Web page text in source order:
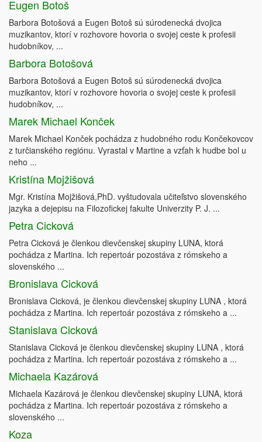
Eugen Botoš
Barbora Botošová a Eugen Botoš sú súrodenecká dvojica
muzikantov, ktorí v rozhovore hovoria o svojej ceste k profesii
hudobníkov, ...
Barbora Botošová
Barbora Botošová a Eugen Botoš sú súrodenecká dvojica
muzikantov, ktorí v rozhovore hovoria o svojej ceste k profesii
hudobníkov, ...
Marek Michael Konček
Marek Michael Konček pochádza z hudobného rodu Končekovcov
z turčianského regiónu. Vyrastal v Martine a vzťah k hudbe bol u
neho ...
Kristína Mojžišová
Mgr. Kristína Mojžišová,PhD. vyštudovala učiteľstvo slovenského
jazyka a dejepisu na Filozofickej fakulte Univerzity P. J. ...
Petra Cicková
Petra Cicková je členkou dievčenskej skupiny LUNA, ktorá
pochádza z Martina. Ich repertoár pozostáva z rómskeho a
slovenského ...
Bronislava Cicková
Bronislava Cicková, je členkou dievčenskej skupiny LUNA , ktorá
pochádza z Martina. Ich repertoár pozostáva z rómskeho a ...
Stanislava Cicková
Stanislava Cicková je členkou dievčenskej skupiny LUNA , ktorá
pochádza z Martina. Ich repertoár pozostáva z rómskeho a ...
Michaela Kazárová
Michaela Kazárová je členkou dievčenskej skupiny LUNA, ktorá
pochádza z Martina. Ich repertoár pozostáva z rómskeho a
slovenského ...
Koza